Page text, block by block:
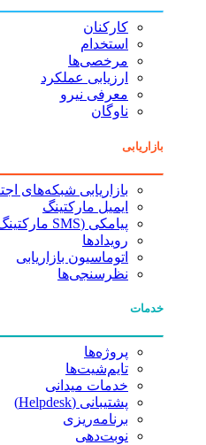
کارکنان
استخدام
مرخصی‌ها
ارزیابی عملکرد
معرفی نیرو
ناوگان
بازاریابی
بازاریابی شبکه‌های
ایمیل مارکتینگ
پیامکی (SMS مارکتینگ)
رویدادها
اتوماسیون بازاریابی
نظرسنجی‌ها
خدمات
پروژه‌ها
تایم‌شیت‌ها
خدمات میدانی
پشتیبانی (Helpdesk)
برنامه‌ریزی
نوبت‌دهی